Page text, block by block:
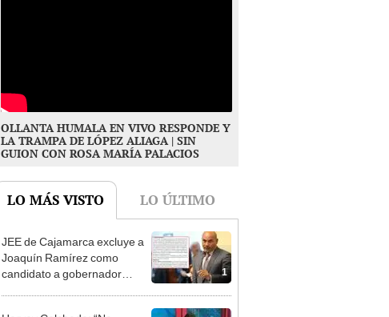
OLLANTA HUMALA EN VIVO RESPONDE Y
LA TRAMPA DE LÓPEZ ALIAGA | SIN
GUION CON ROSA MARÍA PALACIOS
LO MÁS VISTO LO ÚLTIMO
1
JEE de Cajamarca excluye a
Joaquín Ramírez como
candidato a gobernador